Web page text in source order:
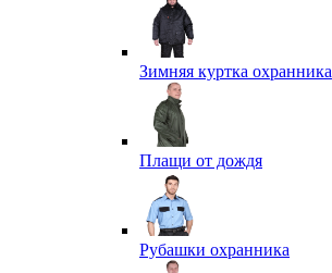
Зимняя куртка охранника
Плащи от дождя
Рубашки охранника